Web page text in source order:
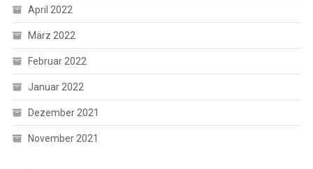
April 2022
März 2022
Februar 2022
Januar 2022
Dezember 2021
November 2021